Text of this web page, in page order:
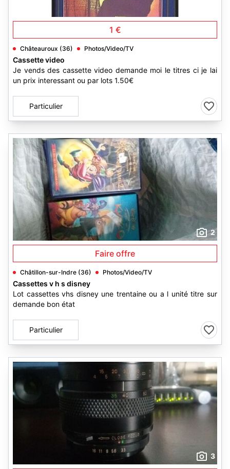
1 €
Châteauroux (36) Photos/Video/TV
Cassette video
Je vends des cassette video demande moi le titres ci je lai
un prix interessant ou par lots 1.50€
Particulier
2
Faire offre
Châtillon-sur-Indre (36) Photos/Video/TV
Cassettes v h s disney
Lot cassettes vhs disney une trentaine ou a l unité titre sur
demande bon état
Particulier
3